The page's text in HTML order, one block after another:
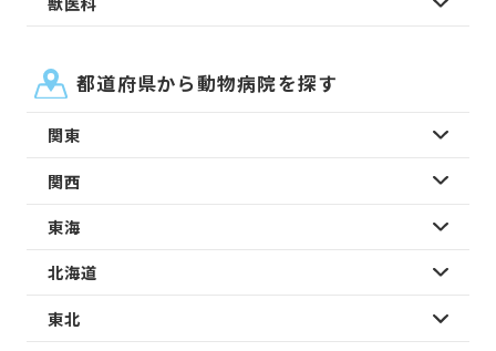
都道府県から動物病院を探す
関東
関西
東海
北海道
東北